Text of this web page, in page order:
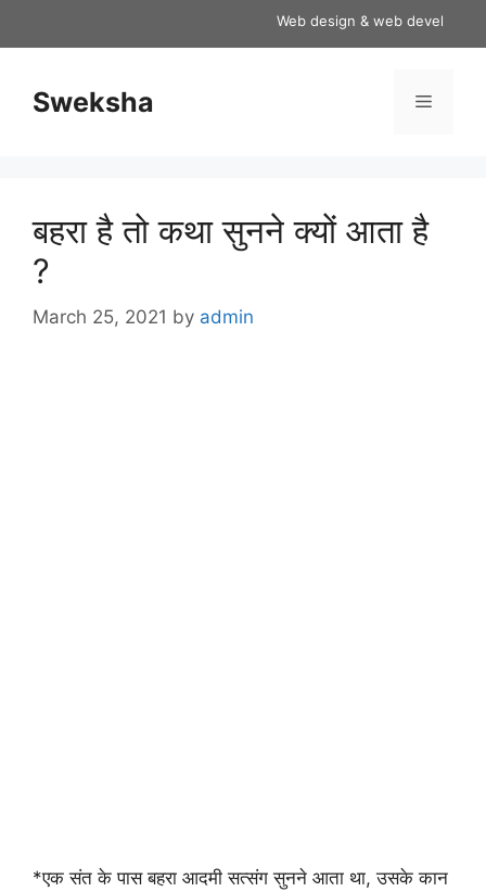
Web design & web
Sweksha Menu
बहरा है तो कथा सुनने क्यों आता है
?
March 25, 2021 by admin
*एक संत के पास बहरा आदमी सत्संग सुनने आता था, उसके कान